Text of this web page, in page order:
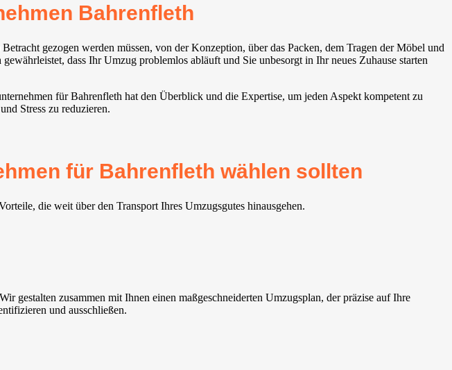
Bahrenfleth
gezogen werden müssen, von der Konzeption, über das Packen, dem Tragen der Möbel und
dass Ihr Umzug problemlos abläuft und Sie unbesorgt in Ihr neues Zuhause starten
für Bahrenfleth hat den Überblick und die Expertise, um jeden Aspekt kompetent zu
Stress zu reduzieren.
für Bahrenfleth wählen sollten
die weit über den Transport Ihres Umzugsgutes hinausgehen.
gestalten zusammen mit Ihnen einen maßgeschneiderten Umzugsplan, der präzise auf Ihre
und ausschließen.